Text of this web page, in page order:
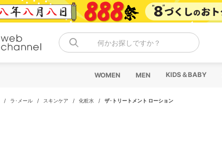
何かお探しですか？
WOMEN MEN KIDS＆BABY
/ ラ･メール / スキンケア / 化粧水 / ザ･トリートメント ローション